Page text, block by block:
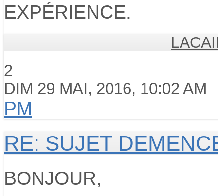
EXPÉRIENCE.
2
DIM 29 MAI, 2016, 10:02 AM
PM
RE: SUJET
BONJOUR,